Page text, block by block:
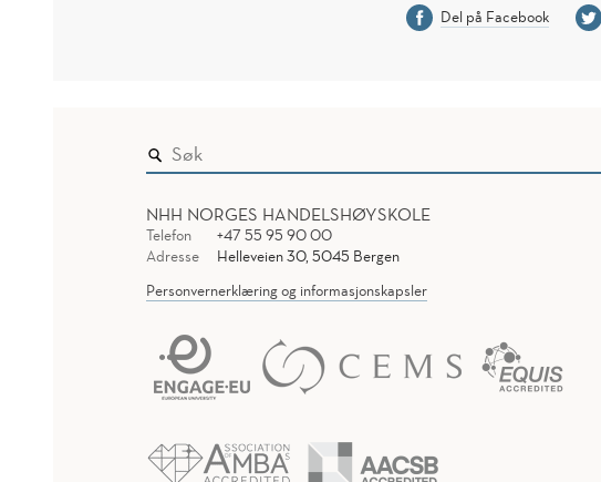
Del på Facebook
NHH NORGES HANDELSHØYSKOLE
Telefon
+47 55 95 90 00
Adresse
Helleveien 30, 5045 Bergen
Personvernerklæring og informasjonskapsler